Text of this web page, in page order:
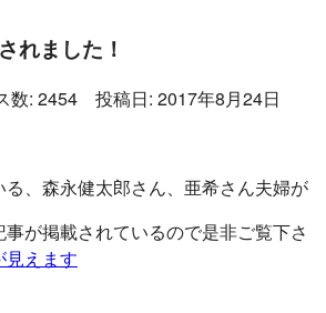
れました！
数: 2454 投稿日: 2017年8月24日
、森永健太郎さん、亜希さん夫婦が
が掲載されているので是非ご覧下さ
見えます